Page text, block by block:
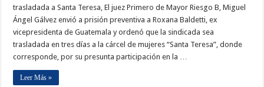
trasladada a Santa Teresa, El juez Primero de Mayor Riesgo B, Miguel
Ángel Gálvez envió a prisión preventiva a Roxana Baldetti, ex
vicepresidenta de Guatemala y ordenó que la sindicada sea
trasladada en tres días a la cárcel de mujeres “Santa Teresa”, donde
corresponde, por su presunta participación en la …
Leer Más »